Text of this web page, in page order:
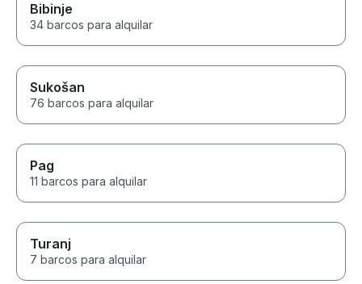
Bibinje
34 barcos para alquilar
Sukošan
76 barcos para alquilar
Pag
11 barcos para alquilar
Turanj
7 barcos para alquilar